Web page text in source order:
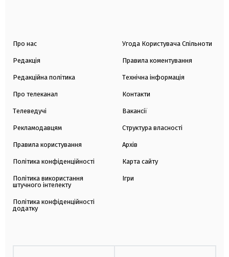
Про нас
Редакція
Редакційна політика
Про телеканал
Телеведучі
Рекламодавцям
Правила користування
Політика конфіденційності
Політика використання
штучного інтелекту
Політика конфіденційності
додатку
Угода Користувача Спільноти
Правила коментування
Технічна інформація
Контакти
Вакансії
Структура власності
Архів
Карта сайту
Ігри